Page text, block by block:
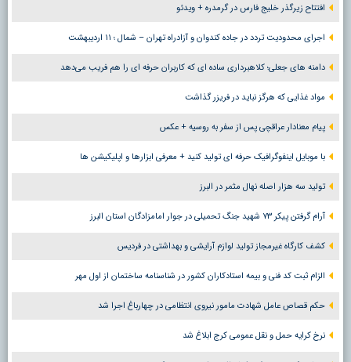
افتتاح زیرگذر خلیج فارس در گرمدره + ویدئو
اجرای محدودیت تردد در جاده کندوان و آزادراه تهران – شمال ؛ ١١ اردیبهشت
دامنه های جعلی؛ کلاهبرداری ساده ای که کاربران حرفه ای را هم فریب می‌دهد
مواد غذایی که هرگز نباید در فریزر گذاشت
پیام معنادار عراقچی پس از سفر به روسیه + عکس
با موبایل اینفوگرافیک حرفه ای تولید کنید + معرفی ابزارها و اپلیکیشن ها
تولید سه هزار اصله نهال مثمر در البرز
آرام گرفتن پیکر ۷۳ شهید جنگ تحمیلی در جوار امامزادگان استان البرز
کشف کارگاه غیرمجاز تولید لوازم آرایشی و بهداشتی در فردیس
الزام ثبت کد فنی و بیمه استادکاران کشور در شناسنامه ساختمان از اول مهر
حکم قصاص عامل شهادت مامور نیروی انتظامی در چهارباغ اجرا شد
نرخ کرایه حمل و نقل عمومی کرج ابلاغ شد